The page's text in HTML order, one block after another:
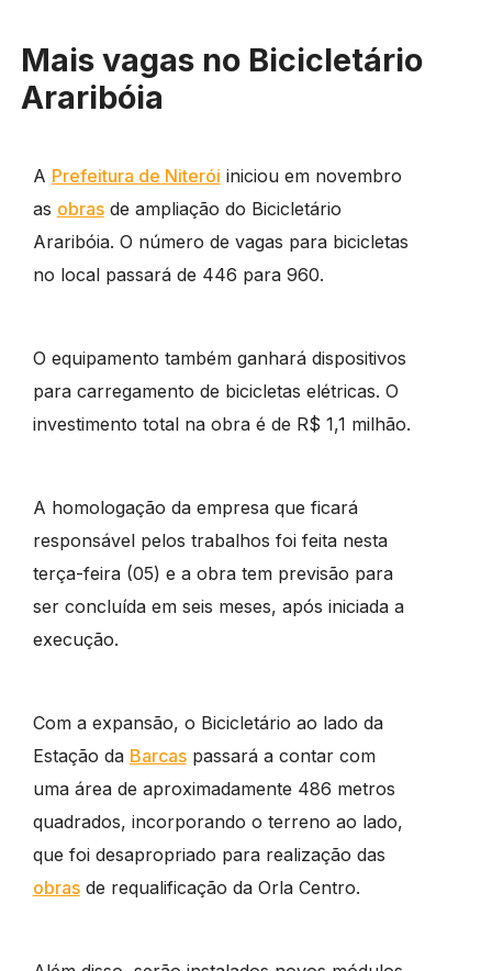
Mais vagas no Bicicletário
Araribóia
A Prefeitura de Niterói iniciou em novembro
as obrasde ampliação do Bicicletário
Araribóia. O número de vagas para bicicletas
no local passará de 446 para 960.
O equipamento também ganhará dispositivos
para carregamento de bicicletas elétricas. O
investimento total na obra é de R$ 1,1 milhão.
A homologação da empresa que ficará
responsável pelos trabalhos foi feita nesta
terça-feira (05) e a obra tem previsão para
ser concluída em seis meses, após iniciada a
execução.
Com a expansão, o Bicicletário ao lado da
Estação da Barcaspassará a contar com
uma área de aproximadamente 486 metros
quadrados, incorporando o terreno ao lado,
que foi desapropriado para realização das
obrasde requalificação da Orla Centro.